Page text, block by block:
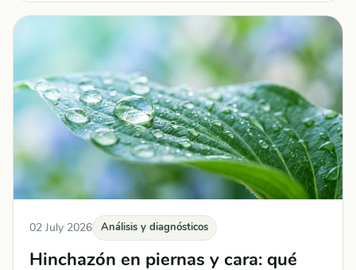
02 July 2026 Análisis y diagnósticos
Hinchazón en piernas y cara: qué